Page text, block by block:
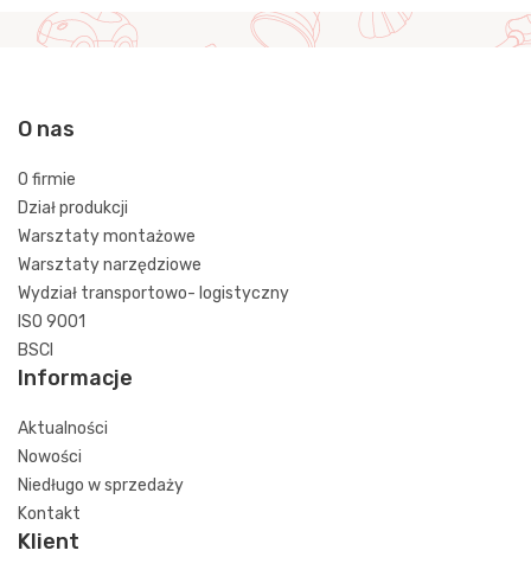
O nas
O firmie
Dział produkcji
Warsztaty montażowe
Warsztaty narzędziowe
Wydział transportowo- logistyczny
ISO 9001
BSCI
Informacje
Aktualności
Nowości
Niedługo w sprzedaży
Kontakt
Klient